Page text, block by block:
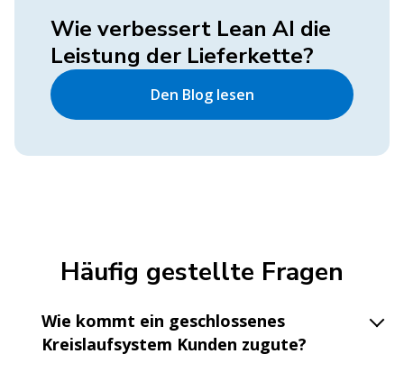
Wie verbessert Lean AI die
Leistung der Lieferkette?
Den Blog lesen
Häufig gestellte Fragen
Wie kommt ein geschlossenes
Kreislaufsystem Kunden zugute?